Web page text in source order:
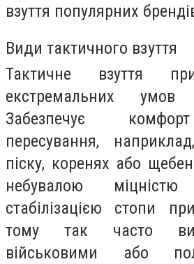
взуття популярних
Види тактичного взуття
Тактичне взуття
екстремальних умов
Забезпечує
пересування,
піску, коренях або
небувалою
стабілізацією стопи
тому так часто
військовими або